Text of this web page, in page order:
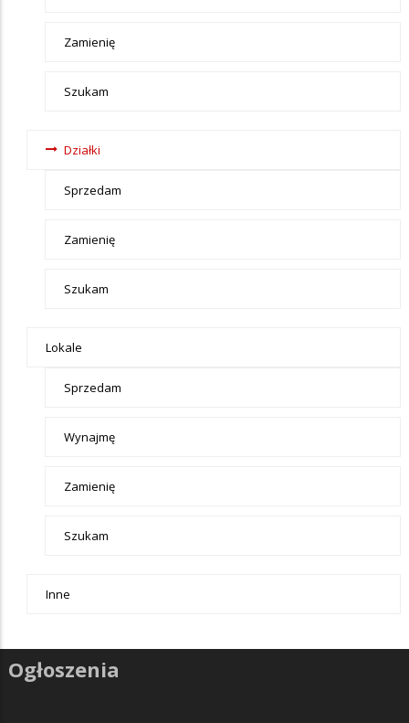
Zamienię
Szukam
Działki
Sprzedam
Zamienię
Szukam
Lokale
Sprzedam
Wynajmę
Zamienię
Szukam
Inne
Ogłoszenia